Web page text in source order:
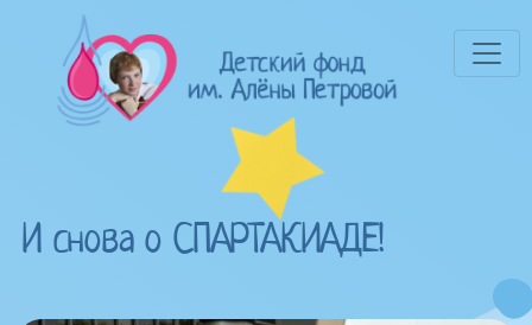
И снова о СПАРТАКИАДЕ!